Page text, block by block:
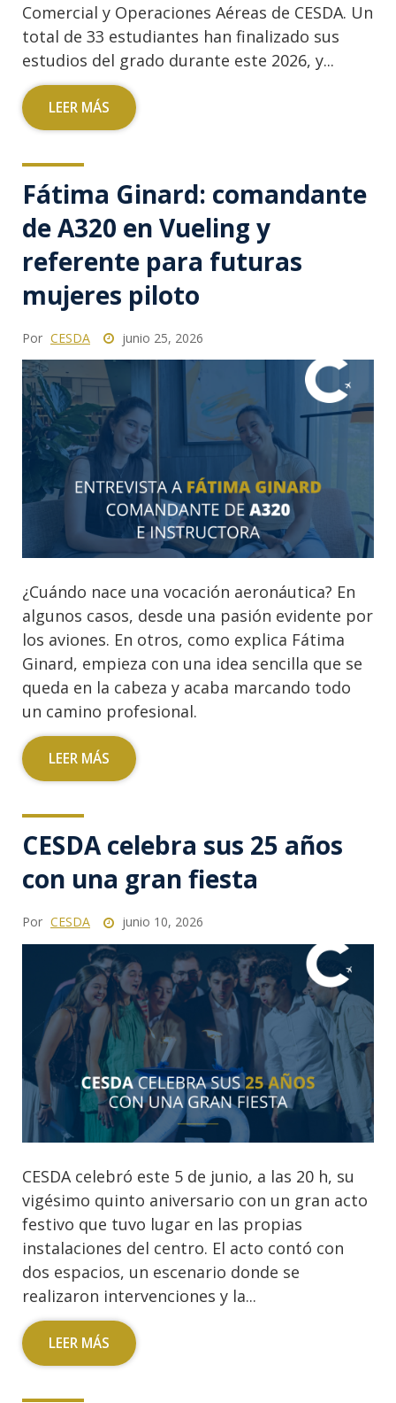
Comercial y Operaciones Aéreas de CESDA. Un
total de 33 estudiantes han finalizado sus
estudios del grado durante este 2026, y...
LEER MÁS
Fátima Ginard: comandante
de A320 en Vueling y
referente para futuras
mujeres piloto
Por CESDA junio 25, 2026
¿Cuándo nace una vocación aeronáutica? En
algunos casos, desde una pasión evidente por
los aviones. En otros, como explica Fátima
Ginard, empieza con una idea sencilla que se
queda en la cabeza y acaba marcando todo
un camino profesional.
LEER MÁS
CESDA celebra sus 25 años
con una gran fiesta
Por CESDA junio 10, 2026
CESDA celebró este 5 de junio, a las 20 h, su
vigésimo quinto aniversario con un gran acto
festivo que tuvo lugar en las propias
instalaciones del centro. El acto contó con
dos espacios, un escenario donde se
realizaron intervenciones y la...
LEER MÁS